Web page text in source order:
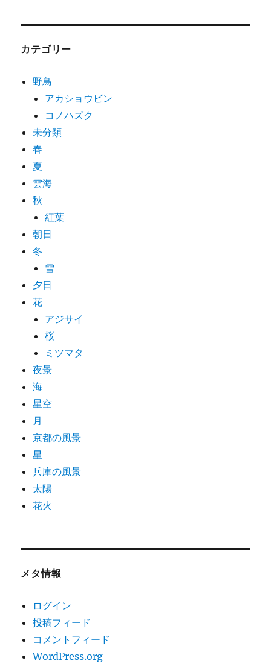
カテゴリー
野鳥
アカショウビン
コノハズク
未分類
春
夏
雲海
秋
紅葉
朝日
冬
雪
夕日
花
アジサイ
桜
ミツマタ
夜景
海
星空
月
京都の風景
星
兵庫の風景
太陽
花火
メタ情報
ログイン
投稿フィード
コメントフィード
WordPress.org